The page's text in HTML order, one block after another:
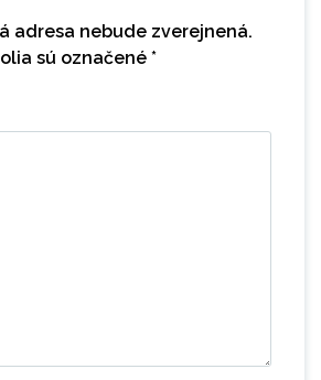
adresa nebude zverejnená.
sú označené *